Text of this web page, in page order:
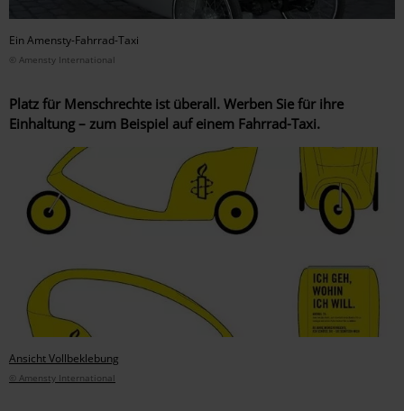
Ein Amensty-Fahrrad-Taxi
© Amensty International
Platz für Menschrechte ist überall. Werben Sie für ihre
Einhaltung – zum Beispiel auf einem Fahrrad-Taxi.
Ansicht Vollbeklebung
© Amensty International